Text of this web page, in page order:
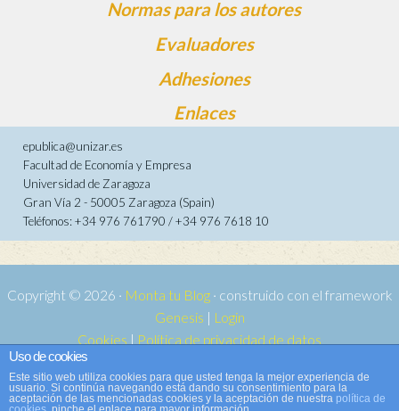
Normas para los autores
Evaluadores
Adhesiones
Enlaces
epublica@unizar.es
Facultad de Economía y Empresa
Universidad de Zaragoza
Gran Vía 2 - 50005 Zaragoza (Spain)
Teléfonos: +34 976 761790 / +34 976 7618 10
Copyright © 2026 · Monta tu Blog· construido con el framework
Genesis | Login
Cookies | Política de privacidad de datos
Copyright © 2026 ·
WordPress·Acceder
Uso de cookies
Este sitio web utiliza cookies para que usted tenga la mejor experiencia de
usuario. Si continúa navegando está dando su consentimiento para la
aceptación de las mencionadas cookies y la aceptación de nuestra política de